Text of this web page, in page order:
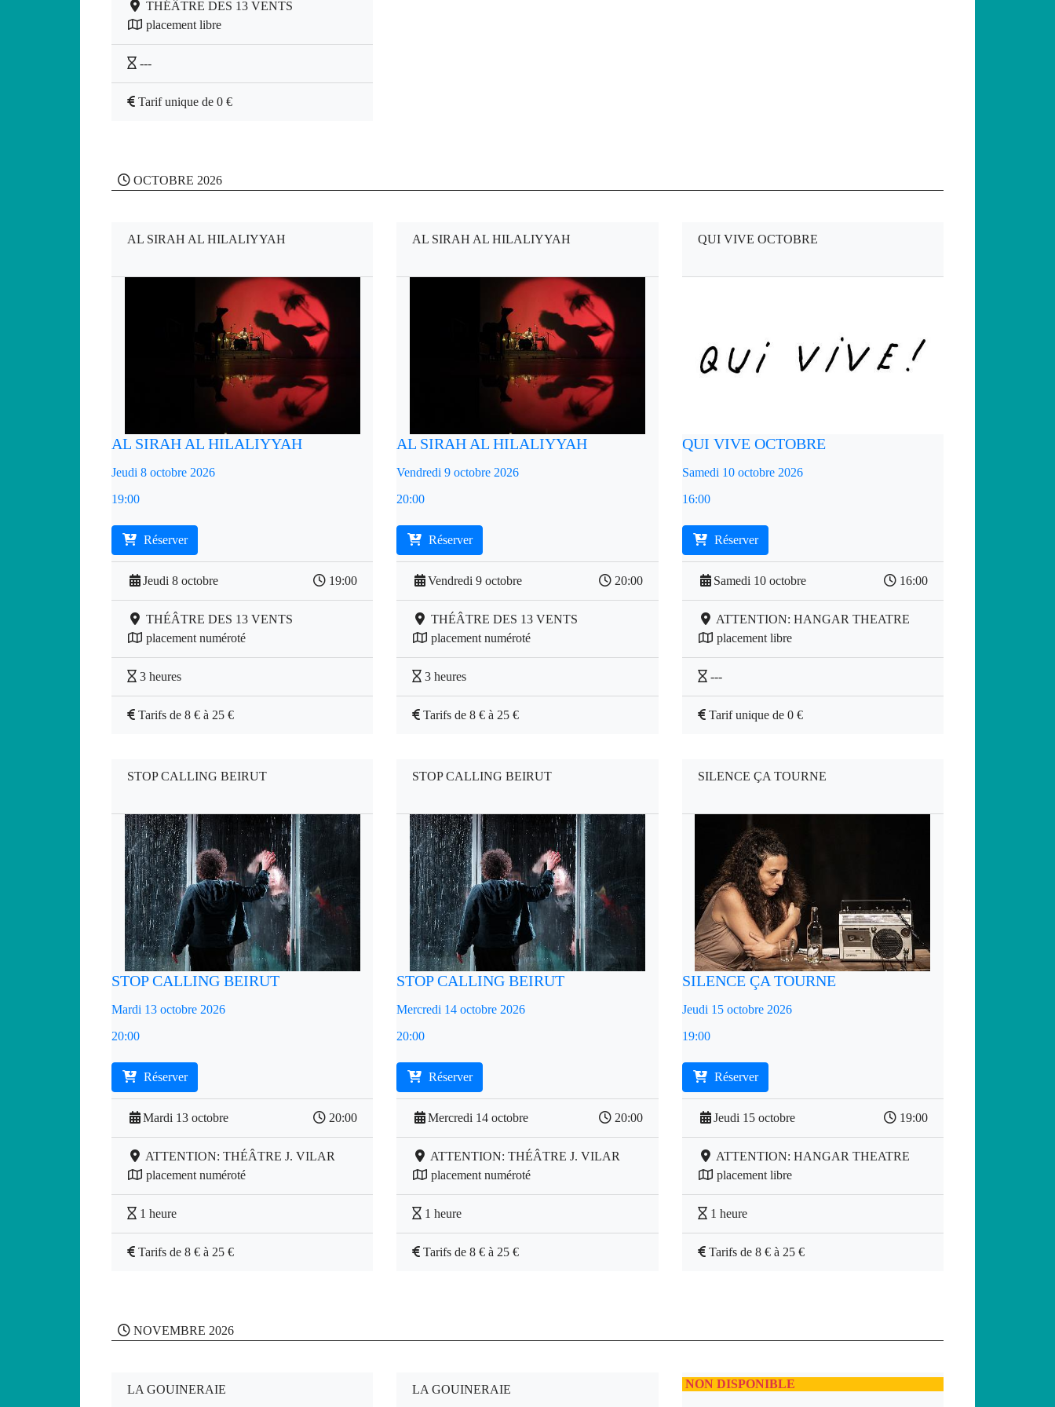
THÉÂTRE DES 13 VENTS
placement libre
---
Tarif unique de 0 €
OCTOBRE 2026
AL SIRAH AL HILALIYYAH
AL SIRAH AL HILALIYYAH
Jeudi 8 octobre 2026
19:00
Réserver
Jeudi 8 octobre 19:00
THÉÂTRE DES 13 VENTS
placement numéroté
3 heures
Tarifs de 8 € à 25 €
AL SIRAH AL HILALIYYAH
AL SIRAH AL HILALIYYAH
Vendredi 9 octobre 2026
20:00
Réserver
Vendredi 9 octobre 20:00
THÉÂTRE DES 13 VENTS
placement numéroté
3 heures
Tarifs de 8 € à 25 €
QUI VIVE OCTOBRE
QUI VIVE OCTOBRE
Samedi 10 octobre 2026
16:00
Réserver
Samedi 10 octobre 16:00
ATTENTION: HANGAR THEATRE
placement libre
---
Tarif unique de 0 €
STOP CALLING BEIRUT
STOP CALLING BEIRUT
Mardi 13 octobre 2026
20:00
Réserver
Mardi 13 octobre 20:00
ATTENTION: THÉÂTRE J. VILAR
placement numéroté
1 heure
Tarifs de 8 € à 25 €
STOP CALLING BEIRUT
STOP CALLING BEIRUT
Mercredi 14 octobre 2026
20:00
Réserver
Mercredi 14 octobre 20:00
ATTENTION: THÉÂTRE J. VILAR
placement numéroté
1 heure
Tarifs de 8 € à 25 €
SILENCE ÇA TOURNE
SILENCE ÇA TOURNE
Jeudi 15 octobre 2026
19:00
Réserver
Jeudi 15 octobre 19:00
ATTENTION: HANGAR THEATRE
placement libre
1 heure
Tarifs de 8 € à 25 €
NOVEMBRE 2026
LA GOUINERAIE LA GOUINERAIE NON DISPONIBLE